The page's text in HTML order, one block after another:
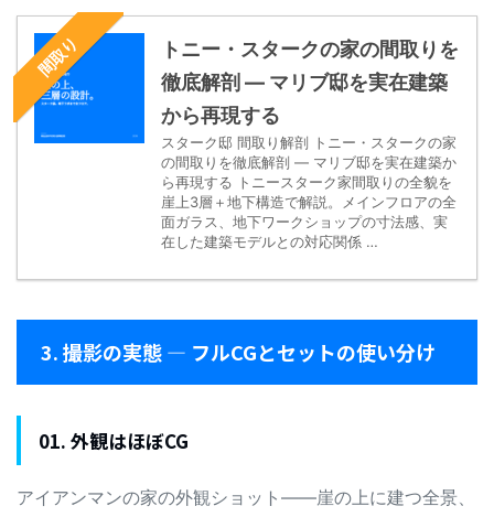
間取り
トニー・スタークの家の間取りを
徹底解剖 — マリブ邸を実在建築
から再現する
スターク邸 間取り解剖 トニー・スタークの家
の間取りを徹底解剖 — マリブ邸を実在建築か
ら再現する トニースターク家間取りの全貌を
崖上3層＋地下構造で解説。メインフロアの全
面ガラス、地下ワークショップの寸法感、実
在した建築モデルとの対応関係 …
3. 撮影の実態 — フルCGとセットの使い分け
01. 外観はほぼCG
アイアンマンの家の外観ショット——崖の上に建つ全景、